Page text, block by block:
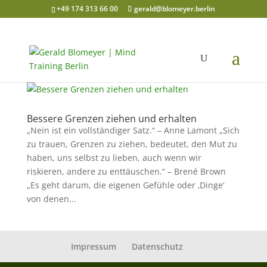
+49 174 313 66 00 gerald@blomeyer.berlin
Bessere Grenzen ziehen und erhalten
„Nein ist ein vollständiger Satz.“ – Anne Lamont „Sich
zu trauen, Grenzen zu ziehen, bedeutet, den Mut zu
haben, uns selbst zu lieben, auch wenn wir
riskieren, andere zu enttäuschen.“ – Brené Brown
„Es geht darum, die eigenen Gefühle oder ‚Dinge‘
von denen...
Impressum Datenschutz